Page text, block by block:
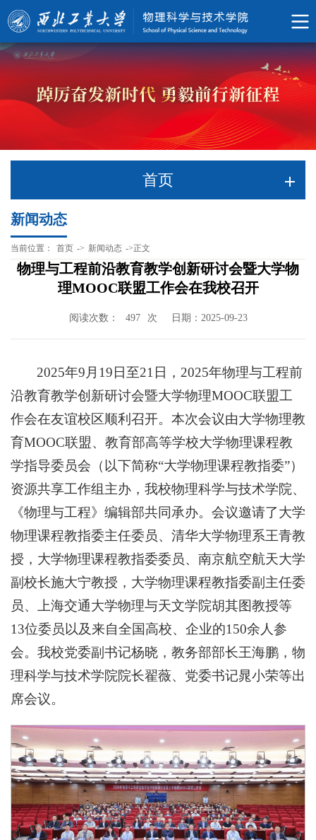
首页
新闻动态
当前位置： 首页 -> 新闻动态 ->正文
物理与工程前沿教育教学创新研讨会暨大学物
理MOOC联盟工作会在我校召开
阅读次数： 497 次 日期：2025-09-23
2025年9月19日至21日，2025年物理与工程前
沿教育教学创新研讨会暨大学物理MOOC联盟工
作会在友谊校区顺利召开。本次会议由大学物理教
育MOOC联盟、教育部高等学校大学物理课程教
学指导委员会（以下简称“大学物理课程教指委”）
资源共享工作组主办，我校物理科学与技术学院、
《物理与工程》编辑部共同承办。会议邀请了大学
物理课程教指委主任委员、清华大学物理系王青教
授，大学物理课程教指委委员、南京航空航天大学
副校长施大宁教授，大学物理课程教指委副主任委
员、上海交通大学物理与天文学院胡其图教授等
13位委员以及来自全国高校、企业的150余人参
会。我校党委副书记杨晓，教务部部长王海鹏，物
理科学与技术学院院长翟薇、党委书记晁小荣等出
席会议。